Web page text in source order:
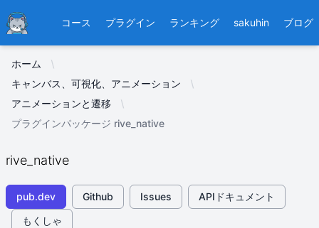
Ducafecat コース プラグイン ランキング sakuhin ブログ
ホーム
キャンバス、可視化、アニメーション
アニメーションと遷移
プラグインパッケージ rive_native
rive_native
pub.dev Github Issues
APIドキュメント
もくしゃ